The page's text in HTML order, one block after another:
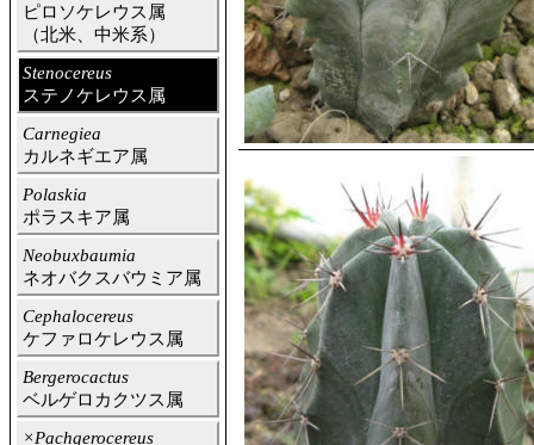
ピロソケレウス属
（北米、中米系）
Stenocereus
ステノケレウス属
Carnegiea
カルネギエア属
Polaskia
ポラスキア属
Neobuxbaumia
ネオバクスバウミア属
Cephalocereus
ケファロケレウス属
Bergerocactus
ベルゲロカクツス属
×Pachgerocereus